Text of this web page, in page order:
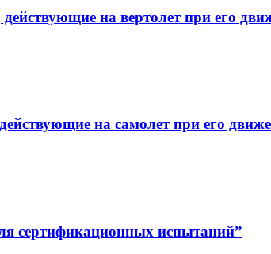
на вертолет при его
на самолет при его
сертификационных испытаний”